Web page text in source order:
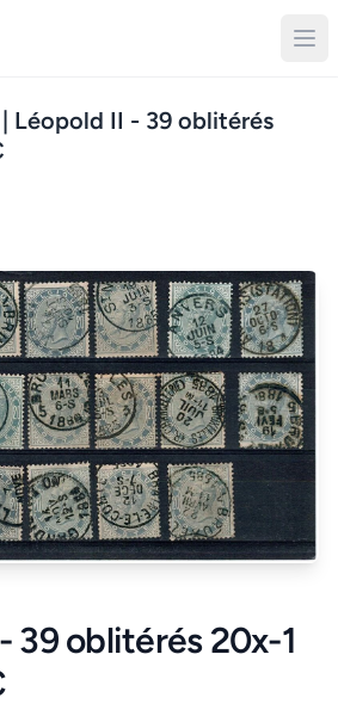
Léopold II - 39 oblitérés
39 oblitérés 20x-1